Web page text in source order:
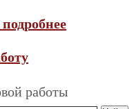
работы